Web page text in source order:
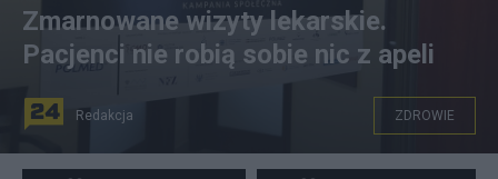
Zmarnowane wizyty lekarskie.
Pacjenci nie robią sobie nic z apeli
Redakcja ZDROWIE